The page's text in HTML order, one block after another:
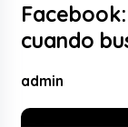
cuando
admin